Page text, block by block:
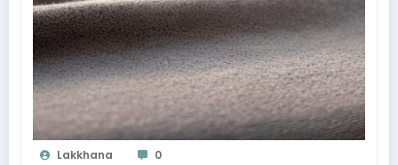
Lakkhana 0